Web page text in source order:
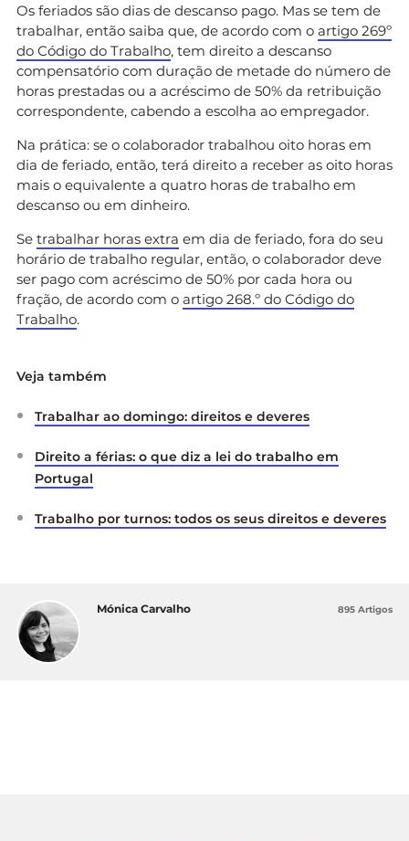
Os feriados são dias de descanso pago. Mas se tem de
trabalhar, então saiba que, de acordo com o artigo 269º
do Código do Trabalho, tem direito a descanso
compensatório com duração de metade do número de
horas prestadas ou a acréscimo de 50% da retribuição
correspondente, cabendo a escolha ao empregador.
Na prática: se o colaborador trabalhou oito horas em
dia de feriado, então, terá direito a receber as oito horas
mais o equivalente a quatro horas de trabalho em
descanso ou em dinheiro.
Se trabalhar horas extra em dia de feriado, fora do seu
horário de trabalho regular, então, o colaborador deve
ser pago com acréscimo de 50% por cada hora ou
fração, de acordo com o artigo 268.º do Código do
Trabalho.
Veja também
Trabalhar ao domingo: direitos e deveres
Direito a férias: o que diz a lei do trabalho em
Portugal
Trabalho por turnos: todos os seus direitos e deveres
Mónica Carvalho 895 Artigos